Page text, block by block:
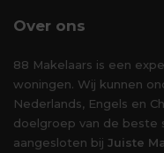
Over ons
88 Makelaars is een
woningen. Wij kunnen
Nederlands, Engels en
doelgroep van de beste
aangesloten bij Juiste